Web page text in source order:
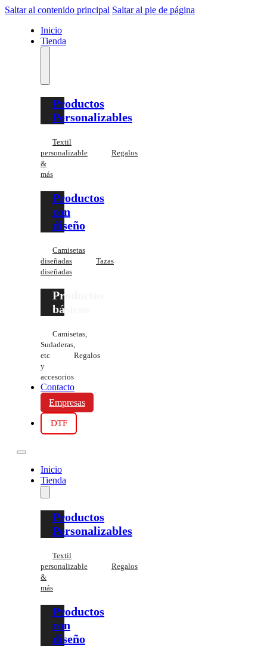
Saltar al contenido principal Saltar al pie de página
Inicio
Tienda
Productos
Personalizables
Textil
personalizable
Regalos
&
más
Productos
con
diseño
Camisetas
diseñadas
Tazas
diseñadas
Productos
básicos
Camisetas,
Sudaderas,
etc
Regalos
y
accesorios
Contacto
Empresas
DTF
Inicio
Tienda
Productos
Personalizables
Textil
personalizable
Regalos
&
más
Productos
con
diseño